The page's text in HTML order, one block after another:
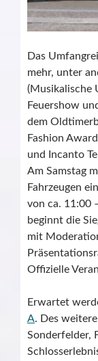
Das
mehr, unter
(Musikalische
Feuershow
dem
Fashion
und Incanto
Am Samstag
Fahrzeugen
von ca. 11:00
beginnt die
mit
Offizielle
Erwartet
A. Des
Sonderfelder,